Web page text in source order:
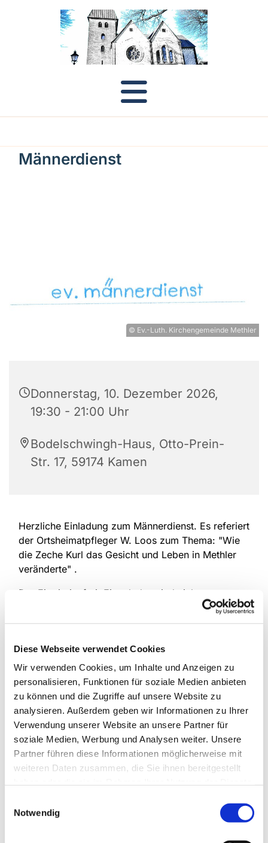
Diese Webseite verwendet Cookies
Wir verwenden Cookies, um Inhalte und Anzeigen zu
personalisieren, Funktionen für soziale Medien anbieten
zu können und die Zugriffe auf unsere Website zu
analysieren. Außerdem geben wir Informationen zu Ihrer
Verwendung unserer Website an unsere Partner für
soziale Medien, Werbung und Analysen weiter. Unsere
Partner führen diese Informationen möglicherweise mit
weiteren Daten zusammen, die Sie ihnen bereitgestellt
Notwendig
Männerdienst
© Ev.-Luth. Kirchengemeinde Methler
Donnerstag, 10. Dezember 2026,
19:30 - 21:00 Uhr
Bodelschwingh-Haus, Otto-Prein-
Str. 17, 59174 Kamen
Herzliche Einladung zum Männerdienst. Es referiert
der Ortsheimatpfleger W. Loos zum Thema: "Wie
die Zeche Kurl das Gesicht und Leben in Methler
veränderte" .
Der Eintritt ist frei. Eingeladen sind nicht nur
Männer sondern auch interessierte Damen.